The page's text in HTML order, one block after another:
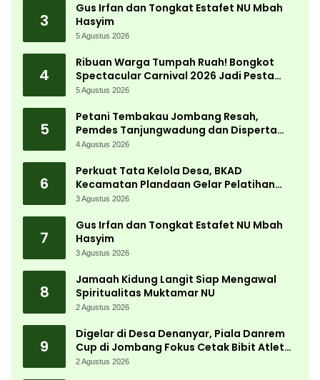
3
Gus Irfan dan Tongkat Estafet NU Mbah
Hasyim
5 Agustus 2026
4
Ribuan Warga Tumpah Ruah! Bongkot
Spectacular Carnival 2026 Jadi Pesta
Kemerdekaan Terbesar di Peterongan
5 Agustus 2026
5
Petani Tembakau Jombang Resah,
Pemdes Tanjungwadung dan Disperta
Bergerak Cepat
4 Agustus 2026
6
Perkuat Tata Kelola Desa, BKAD
Kecamatan Plandaan Gelar Pelatihan
Aparatur Pemdes
3 Agustus 2026
7
Gus Irfan dan Tongkat Estafet NU Mbah
Hasyim
3 Agustus 2026
8
Jamaah Kidung Langit Siap Mengawal
Spiritualitas Muktamar NU
2 Agustus 2026
9
Digelar di Desa Denanyar, Piala Danrem
Cup di Jombang Fokus Cetak Bibit Atlet
Menembak Berprestasi
2 Agustus 2026